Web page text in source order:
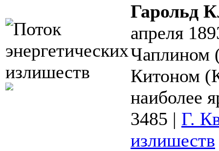
Гарольд
апреля
Чаплином
Китоном
наиболее
3485 | Г.
излишеств